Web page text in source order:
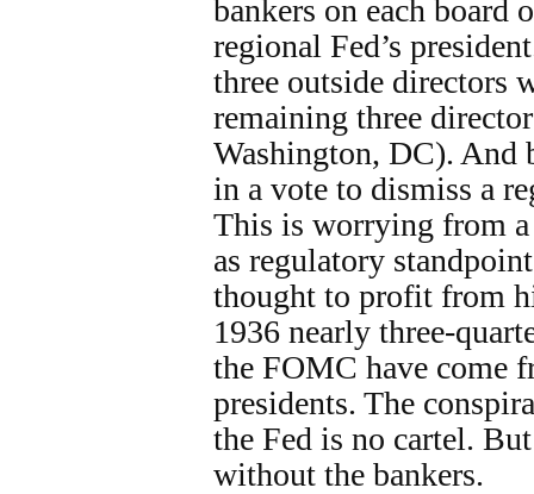
bankers on each board
regional Fed’s
three outside directors
remaining three
Washington, DC). And
in a vote to dismiss a
This is worrying from
as regulatory
thought to profit from
1936 nearly three-
the FOMC have come
presidents. The
the Fed is no cartel.
without the bankers.